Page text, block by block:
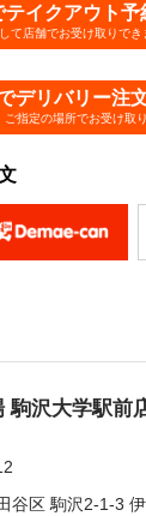
テイクアウト予
て店舗でお受け取りでき
デリバリー注
ご指定の場所でお受け取
駒沢大学駅前
谷区 駒沢2-1-3